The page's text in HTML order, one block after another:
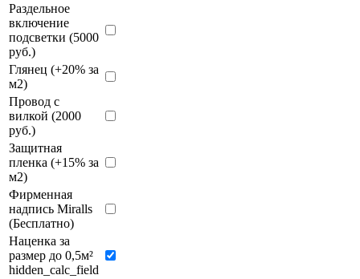
Раздельное
включение
подсветки (5000
руб.)
Глянец (+20% за
м2)
Провод с
вилкой (2000
руб.)
Защитная
пленка (+15% за
м2)
Фирменная
надпись Miralls
(Бесплатно)
Наценка за
размер до 0,5м²
hidden_calc_field